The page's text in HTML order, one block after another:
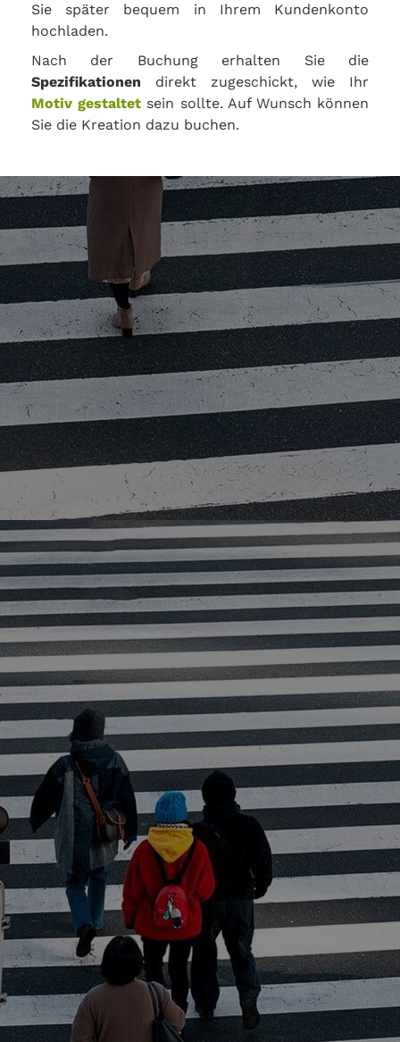
Sie später bequem in Ihrem Kundenkonto
hochladen.
Nach der Buchung erhalten Sie die
Spezifikationen direkt zugeschickt, wie Ihr
Motiv gestaltet sein sollte. Auf Wunsch können
Sie die Kreation dazu buchen.